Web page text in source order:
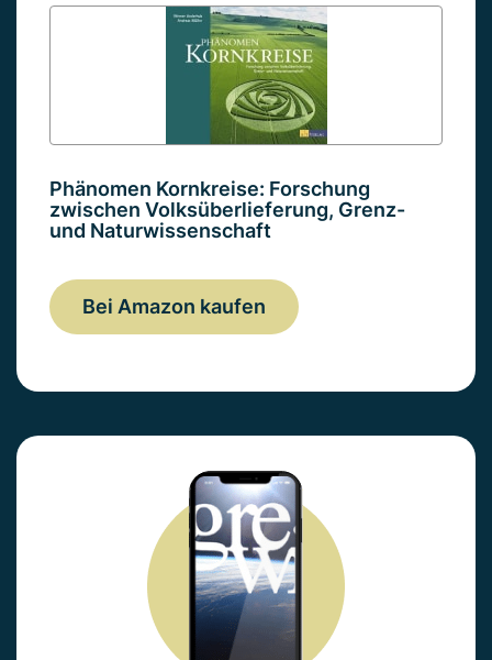
Phänomen Kornkreise: Forschung
zwischen Volksüberlieferung, Grenz-
und Naturwissenschaft
Bei Amazon kaufen